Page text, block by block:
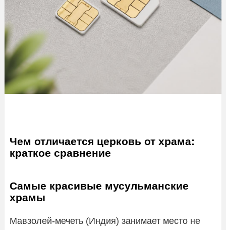
Чем отличается церковь от храма:
краткое сравнение
Самые красивые мусульманские
храмы
Мавзолей-мечеть (Индия) занимает место не